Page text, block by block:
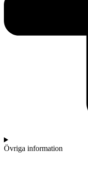
Övriga information